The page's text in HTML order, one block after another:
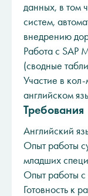
данных, в том
систем,
внедрению
Работа с SAP
(сводные
Участие в
английском
Требования
Английский
Опыт работы
младших
Опыт работы с
Готовность к